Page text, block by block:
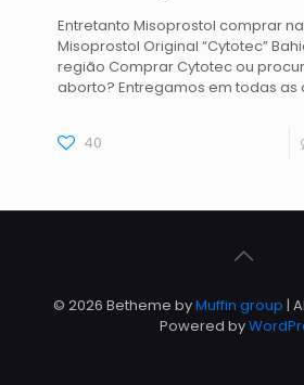
Entretanto Misoprostol comprar
Misoprostol Original “Cytotec”
região Comprar Cytotec ou
aborto? Entregamos em todas as
40
© 2026 Betheme byMuffin group |
Powered by